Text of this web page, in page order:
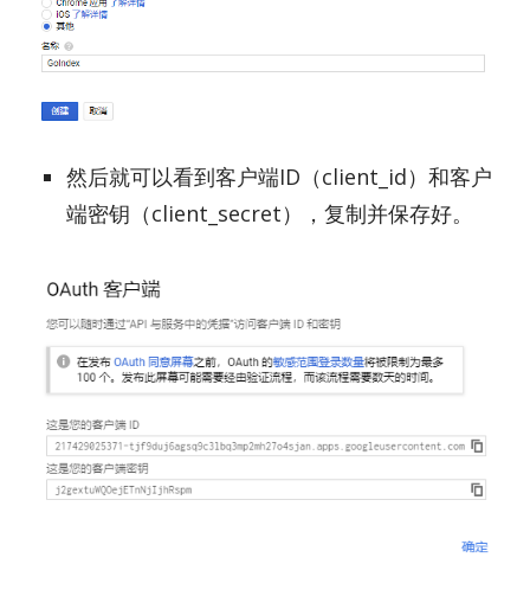
然后就可以看到客户端ID（client_id）和客户
端密钥（client_secret），复制并保存好。